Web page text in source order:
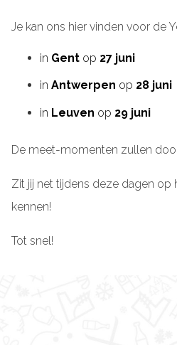
Je kan ons hier vinden voor de
in Gent op 27 juni
in Antwerpen op 28 juni
in Leuven op 29 juni
De meet-momenten zullen
Zit jij net tijdens deze dagen op
kennen!
Tot snel!